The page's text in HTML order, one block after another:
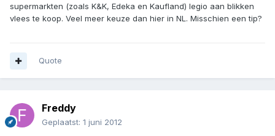
supermarkten (zoals K&K, Edeka en Kaufland) legio aan blikken
vlees te koop. Veel meer keuze dan hier in NL. Misschien een tip?
Quote
Freddy
Geplaatst: 1 juni 2012